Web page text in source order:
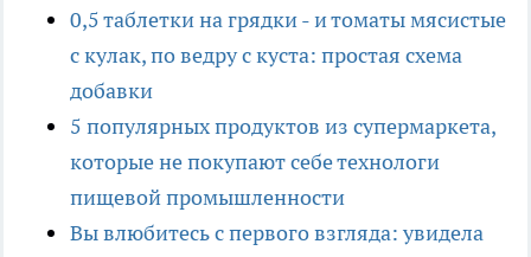
0,5 таблетки на грядки - и томаты мясистые
с кулак, по ведру с куста: простая схема
добавки
5 популярных продуктов из супермаркета,
которые не покупают себе технологи
пищевой промышленности
Вы влюбитесь с первого взгляда: увидела